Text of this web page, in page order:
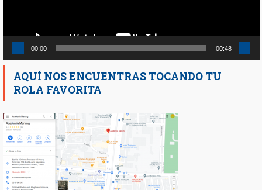
00:00 00:48
AQUÍ NOS ENCUENTRAS TOCANDO TU
ROLA FAVORITA